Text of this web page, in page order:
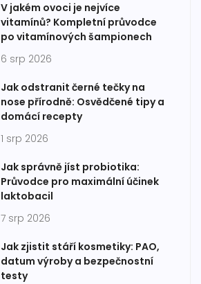
V jakém ovoci je nejvíce
vitamínů? Kompletní průvodce
po vitamínových šampionech
6 srp 2026
Jak odstranit černé tečky na
nose přírodně: Osvědčené tipy a
domácí recepty
1 srp 2026
Jak správně jíst probiotika:
Průvodce pro maximální účinek
laktobacil
7 srp 2026
Jak zjistit stáří kosmetiky: PAO,
datum výroby a bezpečnostní
testy